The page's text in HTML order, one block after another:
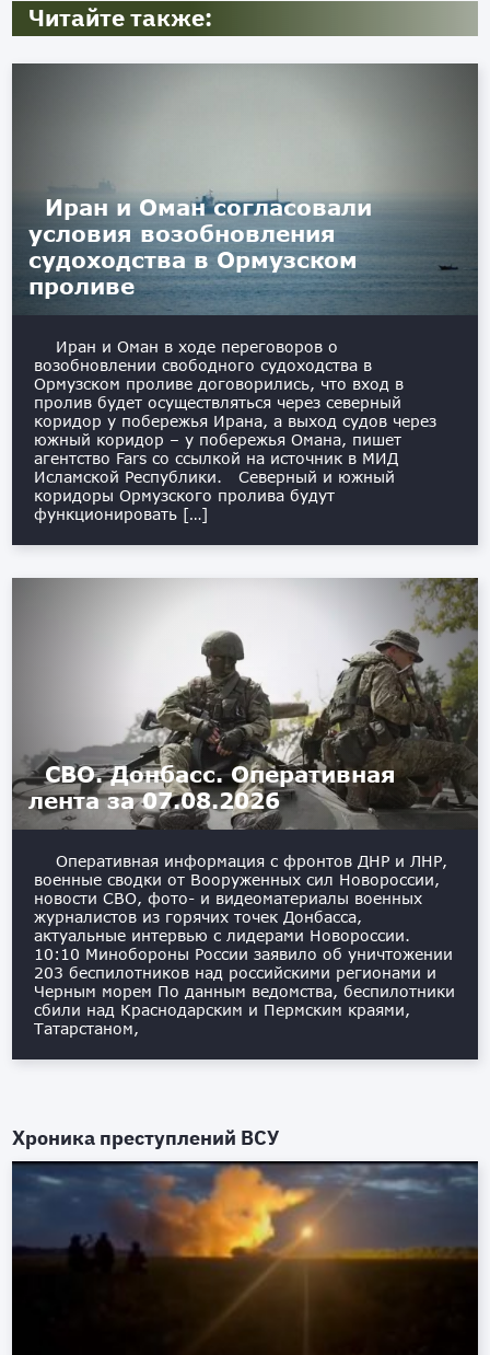
Читайте также:
Иран и Оман согласовали
условия возобновления
судоходства в Ормузском
проливе
Иран и Оман в ходе переговоров о
возобновлении свободного судоходства в
Ормузском проливе договорились, что вход в
пролив будет осуществляться через северный
коридор у побережья Ирана, а выход судов через
южный коридор – у побережья Омана, пишет
агентство Fars со ссылкой на источник в МИД
Исламской Республики. Северный и южный
коридоры Ормузского пролива будут
функционировать […]
СВО. Донбасс. Оперативная
лента за 07.08.2026
Оперативная информация с фронтов ДНР и ЛНР,
военные сводки от Вооруженных сил Новороссии,
новости СВО, фото- и видеоматериалы военных
журналистов из горячих точек Донбасса,
актуальные интервью с лидерами Новороссии.
10:10 Минобороны России заявило об уничтожении
203 беспилотников над российскими регионами и
Черным морем По данным ведомства, беспилотники
сбили над Краснодарским и Пермским краями,
Татарстаном,
Хроника преступлений ВСУ